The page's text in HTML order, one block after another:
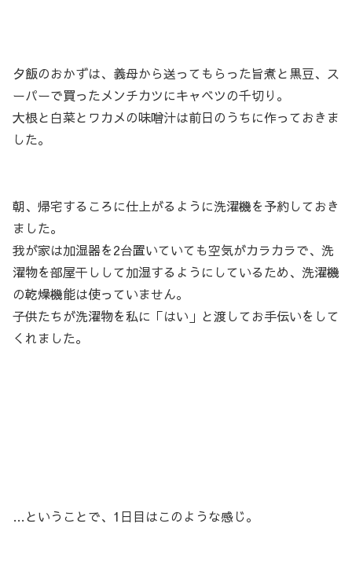
夕飯のおかずは、義母から送ってもらった旨煮と黒豆、ス
ーパーで買ったメンチカツにキャベツの千切り。
大根と白菜とワカメの味噌汁は前日のうちに作っておきま
した。
朝、帰宅するころに仕上がるように洗濯機を予約しておき
ました。
我が家は加湿器を2台置いていても空気がカラカラで、洗
濯物を部屋干しして加湿するようにしているため、洗濯機
の乾燥機能は使っていません。
子供たちが洗濯物を私に「はい」と渡してお手伝いをして
くれました。
…ということで、1日目はこのような感じ。